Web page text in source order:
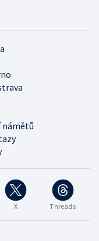
X Threads
námětů